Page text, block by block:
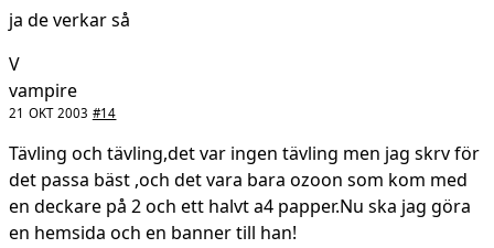
ja de verkar så
V
vampire
21 OKT 2003 #14
Tävling och tävling,det var ingen tävling men jag skrv för
det passa bäst ,och det vara bara ozoon som kom med
en deckare på 2 och ett halvt a4 papper.Nu ska jag göra
en hemsida och en banner till han!